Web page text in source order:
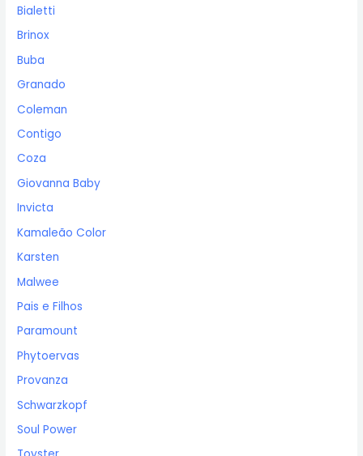
Bialetti
Brinox
Buba
Granado
Coleman
Contigo
Coza
Giovanna Baby
Invicta
Kamaleão Color
Karsten
Malwee
Pais e Filhos
Paramount
Phytoervas
Provanza
Schwarzkopf
Soul Power